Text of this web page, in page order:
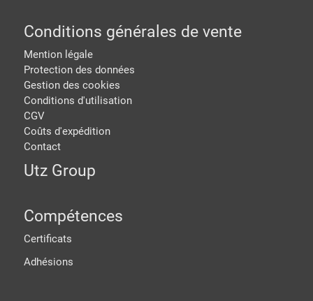
Conditions générales de vente
Mention légale
Protection des données
Gestion des cookies
Conditions d'utilisation
CGV
Coûts d'expédition
Contact
Utz Group
Compétences
Certificats
Adhésions